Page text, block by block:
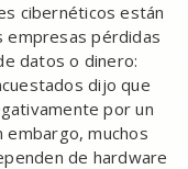
cibernéticos están
empresas pérdidas
datos o dinero:
dijo que
por un
embargo, muchos
de hardware